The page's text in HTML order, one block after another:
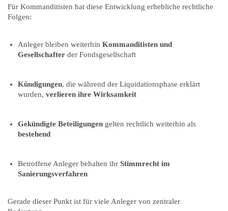
Für Kommanditisten hat diese Entwicklung erhebliche rechtliche
Folgen:
Anleger bleiben weiterhin Kommanditisten und
Gesellschafterder Fondsgesellschaft
Kündigungen, die während der Liquidationsphase erklärt
wurden, verlieren ihre Wirksamkeit
Gekündigte Beteiligungengelten rechtlich weiterhin als
bestehend
Betroffene Anleger behalten ihr Stimmrecht im
Sanierungsverfahren
Gerade dieser Punkt ist für viele Anleger von zentraler